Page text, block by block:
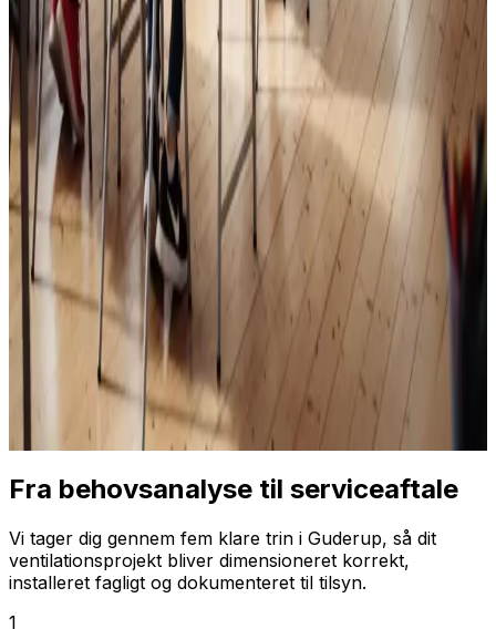
Fra behovsanalyse til serviceaftale
Vi tager dig gennem fem klare trin i Guderup, så dit
ventilationsprojekt bliver dimensioneret korrekt,
installeret fagligt og dokumenteret til tilsyn.
1